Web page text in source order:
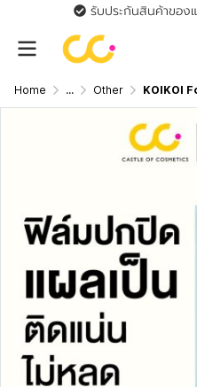
รับประกันสินค้าของ
Home ... Other KOIKOI Foundation